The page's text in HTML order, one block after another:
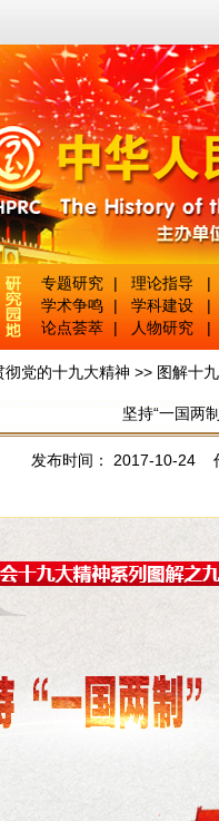
专题研究 | 理论指导
|
学术争鸣
| 学科建设
|
论点荟萃
| 人物研究 |
彻党的十九大精神 >> 图解十
坚持“一国两
发布时间： 2017-10-24